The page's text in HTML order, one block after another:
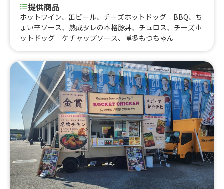
提供商品
ホットワイン、缶ビール、チーズホットドッグ BBQ、ち
ょい辛ソース、熟成タレの本格豚丼、チュロス、チーズホ
ットドッグ ケチャップソース、博多もつちゃん